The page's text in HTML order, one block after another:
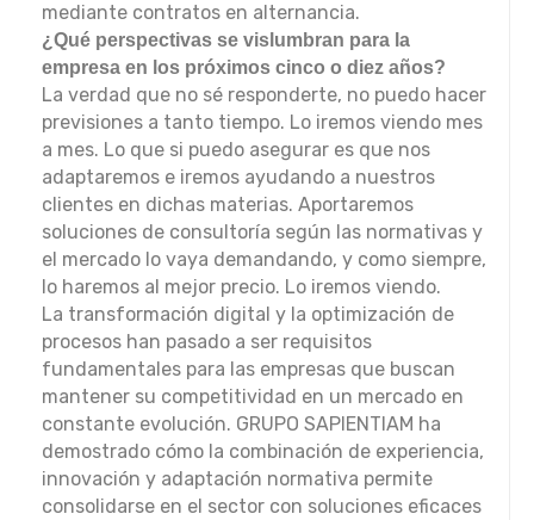
mediante contratos en alternancia.
¿Qué perspectivas se vislumbran para la
empresa en los próximos cinco o diez años?
La verdad que no sé responderte, no puedo hacer
previsiones a tanto tiempo. Lo iremos viendo mes
a mes. Lo que si puedo asegurar es que nos
adaptaremos e iremos ayudando a nuestros
clientes en dichas materias. Aportaremos
soluciones de consultoría según las normativas y
el mercado lo vaya demandando, y como siempre,
lo haremos al mejor precio. Lo iremos viendo.
La transformación digital y la optimización de
procesos han pasado a ser requisitos
fundamentales para las empresas que buscan
mantener su competitividad en un mercado en
constante evolución. GRUPO SAPIENTIAM ha
demostrado cómo la combinación de experiencia,
innovación y adaptación normativa permite
consolidarse en el sector con soluciones eficaces